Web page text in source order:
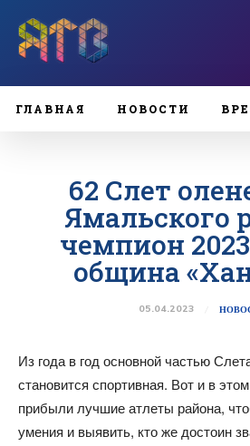
ГЛАВНАЯ НОВОСТИ
62 Слет
Ямальского
чемпион
община
05.04.2023
Из года в год основной частью
становится спортивная. Вот и в
прибыли лучшие атлеты района,
умения и выявить, кто же достоин